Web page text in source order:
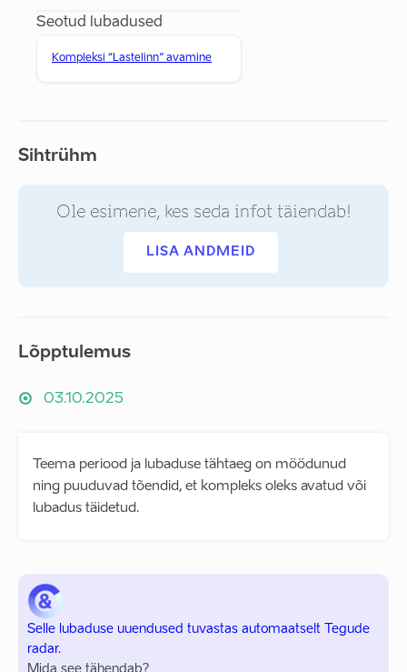
Seotud lubadused
Kompleksi “Lastelinn” avamine
Sihtrühm
Ole esimene, kes seda infot täiendab!
LISA ANDMEID
Lõpptulemus
03.10.2025
Teema periood ja lubaduse tähtaeg on möödunud
ning puuduvad tõendid, et kompleks oleks avatud või
lubadus täidetud.
Selle lubaduse uuendused tuvastas automaatselt Tegude
radar.
Mida see tähendab?